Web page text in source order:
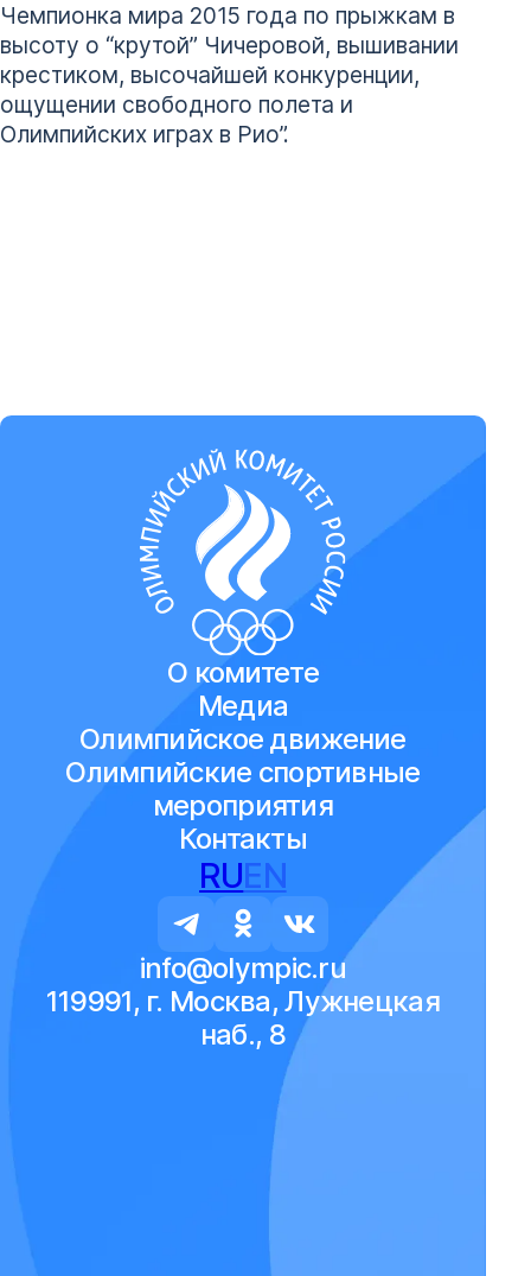
Чемпионка мира 2015 года по прыжкам в
высоту о “крутой” Чичеровой, вышивании
крестиком, высочайшей конкуренции,
ощущении свободного полета и
Олимпийских играх в Рио”.
О комитете
Медиа
Олимпийское движение
Олимпийские спортивные
мероприятия
Контакты
RUEN
info@olympic.ru
119991, г. Москва, Лужнецкая
наб., 8